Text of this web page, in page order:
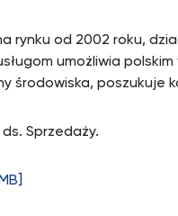
rynku od 2002 roku,
umożliwia
środowiska, poszukuje
Sprzedaży.